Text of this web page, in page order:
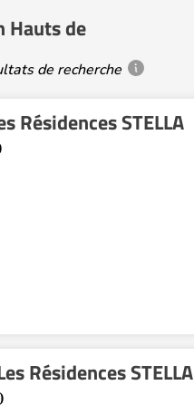
Hauts de
de recherche
Résidences STELLA
Résidences STELLA